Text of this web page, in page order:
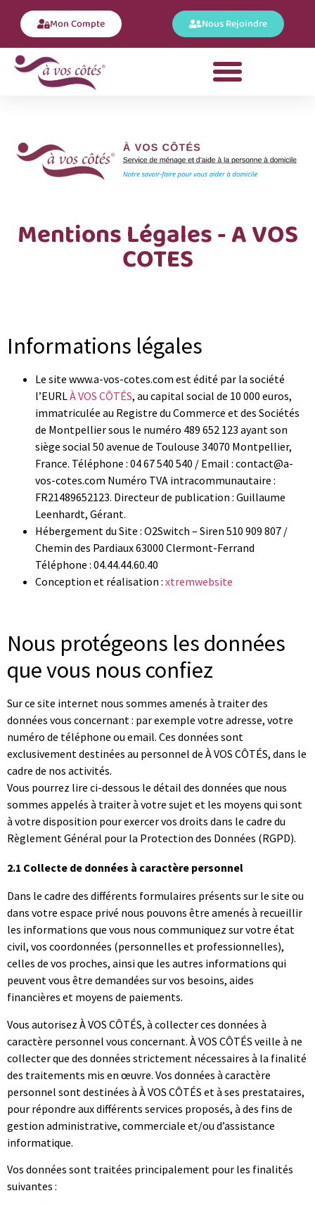
Nous Rejoindre
Mon Compte
Mentions Légales - A VOS
COTES
Informations légales
Le site www.a-vos-cotes.com est édité par la société
l’EURLÀ VOS CÔTÉS, au capital social de 10 000 euros,
immatriculée au Registre du Commerce et des Sociétés
de Montpellier sous le numéro 489 652 123 ayant son
siège social 50 avenue de Toulouse 34070 Montpellier,
France. Téléphone : 04 67 540 540 / Email : contact@a-
vos-cotes.com Numéro TVA intracommunautaire :
FR21489652123. Directeur de publication : Guillaume
Leenhardt, Gérant.
Hébergement du Site : O2Switch – Siren 510 909 807 /
Chemin des Pardiaux 63000 Clermont-Ferrand
Téléphone : 04.44.44.60.40
Conception et réalisation : xtremwebsite
Nous protégeons les données
que vous nous confiez
Sur ce site internet nous sommes amenés à traiter des
données vous concernant : par exemple votre adresse, votre
numéro de téléphone ou email. Ces données sont
exclusivement destinées au personnel de À VOS CÔTÉS, dans le
cadre de nos activités.
Vous pourrez lire ci-dessous le détail des données que nous
sommes appelés à traiter à votre sujet et les moyens qui sont
à votre disposition pour exercer vos droits dans le cadre du
Règlement Général pour la Protection des Données (RGPD).
2.1 Collecte de données à caractère personnel
Dans le cadre des différents formulaires présents sur le site ou
dans votre espace privé nous pouvons être amenés à recueillir
les informations que vous nous communiquez sur votre état
civil, vos coordonnées (personnelles et professionnelles),
celles de vos proches, ainsi que les autres informations qui
peuvent vous être demandées sur vos besoins, aides
financières et moyens de paiements.
Vous autorisez À VOS CÔTÉS, à collecter ces données à
caractère personnel vous concernant. À VOS CÔTÉS veille à ne
collecter que des données strictement nécessaires à la finalité
des traitements mis en œuvre. Vos données à caractère
personnel sont destinées à À VOS CÔTÉS et à ses prestataires,
pour répondre aux différents services proposés, à des fins de
gestion administrative, commerciale et/ou d’assistance
informatique.
Vos données sont traitées principalement pour les finalités
suivantes :